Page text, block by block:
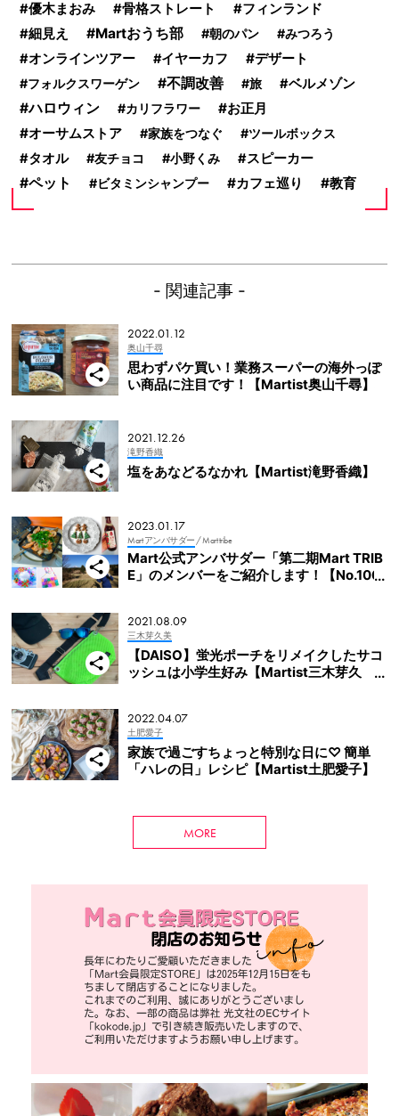
優木まおみ
骨格ストレート
フィンランド
細見え
Martおうち部 朝のパン みつろう
オンラインツアー イヤーカフ デザート
フォルクスワーゲン 不調改善 旅 ベルメゾン
ハロウィン カリフラワー
お正月
オーサムストア
家族をつなぐ ツールボックス
タオル 友チョコ 小野くみ スピーカー
ペット ビタミンシャンプー カフェ巡り 教育
- 関連記事 -
2022.01.12
奥山千尋
思わずパケ買い！業務スーパーの海外っぽ
い商品に注目です！【Martist奥山千尋】
2021.12.26
滝野香織
塩をあなどるなかれ【Martist滝野香織】
2023.01.17
Mart アンバサダー / Mart tribe
Mart公式アンバサダー「第二期Mart TRIB
E」のメンバーをご紹介します！【No.106
2021.08.09
三木芽久美
【DAISO】蛍光ポーチをリメイクしたサコ
ッシュは小学生好み【Martist三木芽久
2022.04.07
土肥愛子
家族で過ごすちょっと特別な日に♡ 簡単
「ハレの日」レシピ【Martist土肥愛子】
MORE